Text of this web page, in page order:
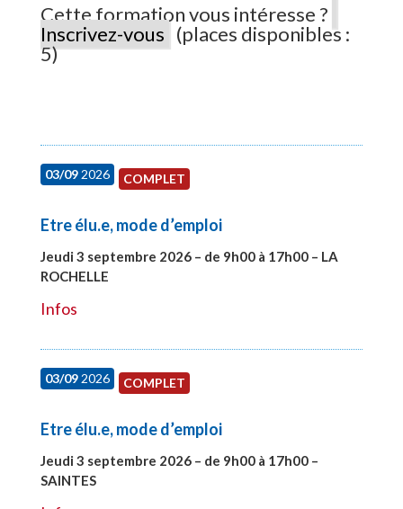
Cette formation vous intéresse ?
Inscrivez-vous (places disponibles :
5)
03/092026 COMPLET
Etre élu.e, mode d’emploi
Jeudi 3 septembre 2026 – de 9h00 à 17h00 – LA
ROCHELLE
Infos
03/092026 COMPLET
Etre élu.e, mode d’emploi
Jeudi 3 septembre 2026 – de 9h00 à 17h00 –
SAINTES